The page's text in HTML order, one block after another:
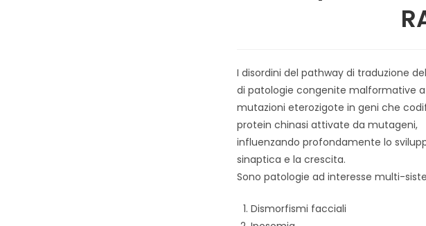
I disordini del pathway di traduzione del
di patologie congenite malformative
mutazioni eterozigote in geni che
protein chinasi attivate da mutageni,
influenzando profondamente lo
sinaptica e la crescita.
Sono patologie ad interesse multi-
Dismorfismi facciali